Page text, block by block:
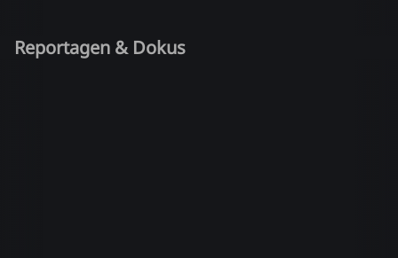
Reportagen & Dokus